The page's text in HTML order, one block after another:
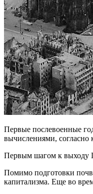
Первые послевоенные
вычислениями, согласно
Первым шагом к выходу
Помимо подготовки
капитализма. Еще во